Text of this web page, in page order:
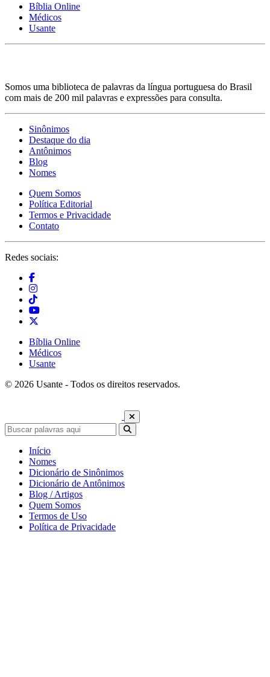
Bíblia Online
Médicos
Usante
Somos uma biblioteca de palavras da língua portuguesa do Brasil
com mais de 200 mil palavras e expressões para consulta.
Sinônimos
Destaque do dia
Antônimos
Blog
Nomes
Quem Somos
Política Editorial
Termos e Privacidade
Contato
Redes sociais:
Bíblia Online
Médicos
Usante
© 2026 Usante - Todos os direitos reservados.
Início
Nomes
Dicionário de Sinônimos
Dicionário de Antônimos
Blog / Artigos
Quem Somos
Termos de Uso
Política de Privacidade